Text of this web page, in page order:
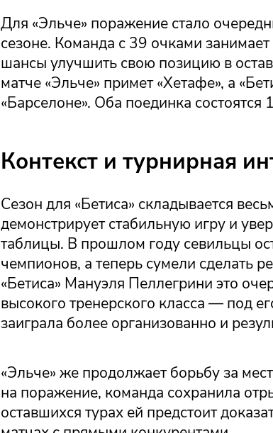
Для «Эльче» поражение стало
сезоне. Команда с 39 очками
шансы улучшить свою позицию в
матче «Эльче» примет «Хетафе», а
«Барселоне». Оба поединка состоятся
Контекст и турнирная
Сезон для «Бетиса» складывается
демонстрирует стабильную игру и
таблицы. В прошлом году севильцы
чемпионов, а теперь сумели сделать
«Бетиса» Мануэля Пеллегрини это
высокого тренерского класса — под
заиграла более организованно и
«Эльче» же продолжает борьбу за
на поражение, команда сохранила
оставшихся турах ей предстоит